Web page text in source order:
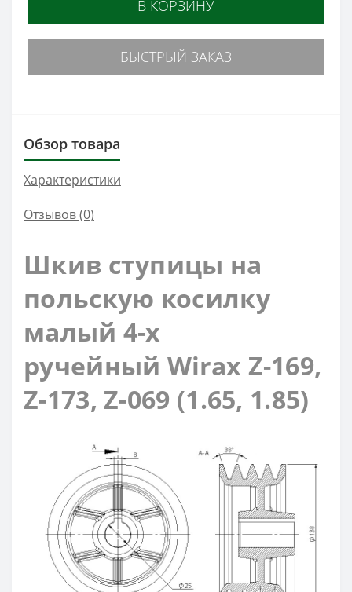
В КОРЗИНУ
БЫСТРЫЙ ЗАКАЗ
Обзор товара
Характеристики
Отзывов (0)
Шкив ступицы на
польскую косилку
малый 4-х
ручейный Wirax Z-169,
Z-173, Z-069 (1.65, 1.85)